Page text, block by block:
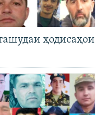
ҳодисаҳои